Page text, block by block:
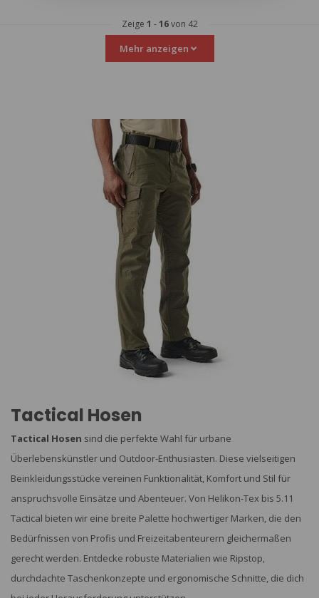
Zeige 1 -16von 42
Mehr anzeigen
Tactical Hosen
Tactical Hosen sind die perfekte Wahl für urbane
Überlebenskünstler und Outdoor-Enthusiasten. Diese vielseitigen
Beinkleidungsstücke vereinen Funktionalität, Komfort und Stil für
anspruchsvolle Einsätze und Abenteuer. Von Helikon-Tex bis 5.11
Tactical bieten wir eine breite Palette hochwertiger Marken, die den
Bedürfnissen von Profis und Freizeitabenteurern gleichermaßen
gerecht werden. Entdecke robuste Materialien wie Ripstop,
durchdachte Taschenkonzepte und ergonomische Schnitte, die dich